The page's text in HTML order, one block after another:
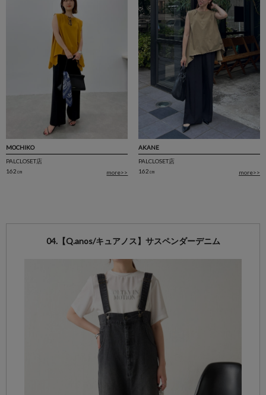
MOCHIKO
PALCLOSET店
162㎝
more>>
AKANE
PALCLOSET店
162㎝
more>>
04.【Q.anos/キュアノス】サスペンダーデニム